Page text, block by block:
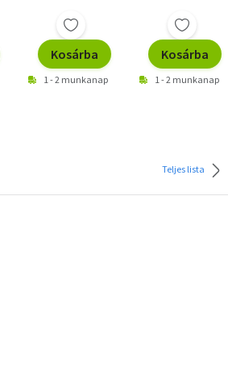
Kosárba
1 - 2 munkanap
Kosárba
1 - 2 munkanap
Teljes lista